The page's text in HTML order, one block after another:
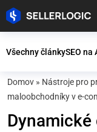
Všechny článkySEO na
Domov » Nástroje pro
maloobchodníky v e-